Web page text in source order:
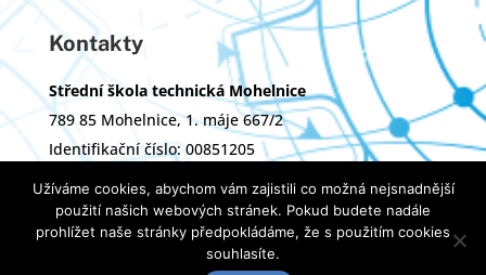
Kontakty
Střední škola technická Mohelnice
789 85 Mohelnice, 1. máje 667/2
Identifikační číslo: 00851205
Zřizovatel: Olomoucký kraj
Tvorba webových stránek:ImperialMedia
Užíváme cookies, abychom vám zajistili co možná nejsnadnější
použití našich webových stránek. Pokud budete nadále
prohlížet naše stránky předpokládáme, že s použitím cookies
souhlasíte.